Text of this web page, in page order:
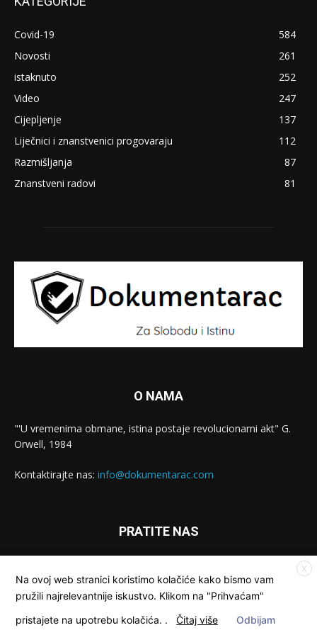
Covid-19
584
Novosti
261
istaknuto
252
Video
247
Cijepljenje
137
Liječnici i znanstvenici progovaraju
112
Razmišljanja
87
Znanstveni radovi
81
O NAMA
"'U vremenima obmane, istina postaje revolucionarni akt" G.
Orwell, 1984
Kontaktirajte nas: info@dokumentarac.com
PRATITE NAS
X
Na ovoj web stranici koristimo kolačiće kako bismo vam
pružili najrelevantnije iskustvo. Klikom na "Prihvaćam"
pristajete na upotrebu kolačića. . Čitaj više Odbijam